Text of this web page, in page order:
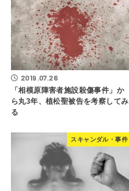
2019.07.26
「相模原障害者施設殺傷事件」か
ら丸3年、植松聖被告を考察してみ
る
スキャンダル・事件